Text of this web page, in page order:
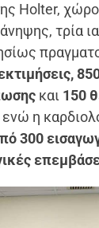
Holter,
τρία
και 150
ενώ η
300